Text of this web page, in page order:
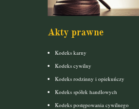
Akty prawne
Kodeks karny
Kodeks cywilny
Kodeks rodzinny i opiekuńczy
Kodeks spółek handlowych
Kodeks postępowania cywilnego